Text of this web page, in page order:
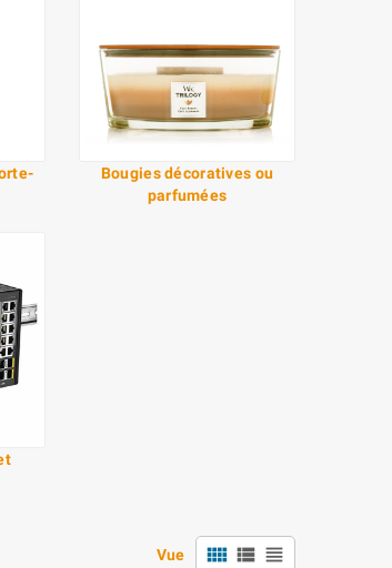
Bougies décoratives ou
parfumées
Vue view_comfy view_list view_headline